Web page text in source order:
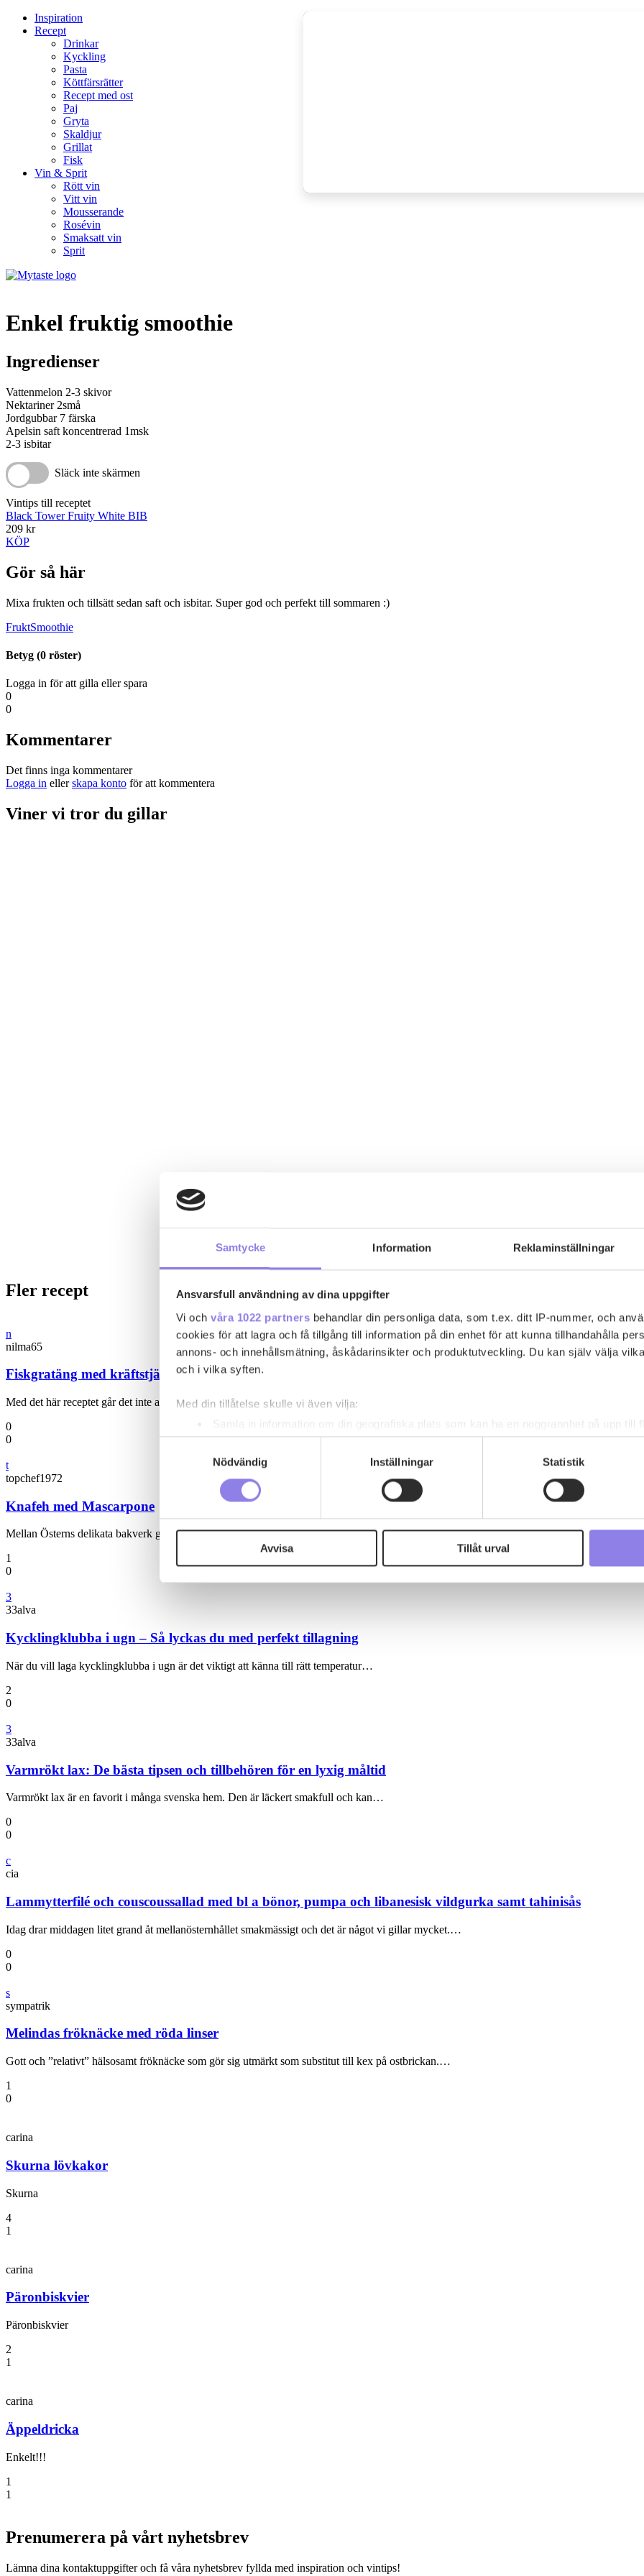
Samtycke Information Reklaminställningar
Ansvarsfull användning av dina uppgifter
Vi och våra 1022 partners behandlar din personliga data, som t.ex. ditt IP-nummer, och
cookies för att lagra och få tillgång till information på din enhet för att kunna tillhandahålla
annons- och innehållsmätning, åskådarinsikter och produktutveckling. Du kan själv välja
och i vilka syften.
Med din tillåtelse skulle vi även vilja:
Samla in information om din geografiska plats som kan ha en noggrannhet på upp till
Identifiera din enhet genom att aktivt skanna den för specifika kännetecken
Ta reda på mer om hur dina personliga uppgifter behandlas och ställ in dina preferenser i
eller dra tillbaka ditt samtycke när som helst från cookie-förklaringen.
eller äldre. Genom att besöka webbplatsen intygar du att du är 25 år eller äldre.
Vi använder enhetsidentifierare för att anpassa innehållet och annonserna till användarna,
sociala medier och analysera vår trafik. Vi vidarebefordrar även sådana identifierare och
Nödvändig
Inställningar Statistik
Avvisa Tillåt urval
Inspiration
Recept
Drinkar
Kyckling
Pasta
Köttfärsrätter
Recept med ost
Paj
Gryta
Skaldjur
Grillat
Fisk
Vin & Sprit
Rött vin
Vitt vin
Mousserande
Rosévin
Smaksatt vin
Sprit
Enkel fruktig smoothie
Ingredienser
Vattenmelon 2-3 skivor
Nektariner 2små
Jordgubbar 7 färska
Apelsin saft koncentrerad 1msk
2-3 isbitar
Släck inte skärmen
Vintips till receptet
Black Tower Fruity White BIB
209 kr
KÖP
Gör så här
Mixa frukten och tillsätt sedan saft och isbitar. Super god och perfekt till sommaren :)
FruktSmoothie
Betyg (0 röster)
Logga in för att gilla eller spara
0
0
Kommentarer
Det finns inga kommentarer
Logga in ellerskapa konto för att kommentera
Viner vi tror du gillar
Fler recept
n
nilma65
Fiskgratäng med kräftstjärtar och tomatsås
Med det här receptet går det inte att misslyckas med fisken.
0
0
t
topchef1972
Knafeh med Mascarpone
Mellan Österns delikata bakverk gjord med marscapone
1
0
3
33alva
Kycklingklubba i ugn – Så lyckas du med perfekt tillagning
När du vill laga kycklingklubba i ugn är det viktigt att känna till rätt temperatur…
2
0
3
33alva
Varmrökt lax: De bästa tipsen och tillbehören för en lyxig måltid
Varmrökt lax är en favorit i många svenska hem. Den är läckert smakfull och kan…
0
0
c
cia
Lammytterfilé och couscoussallad med bl a bönor, pumpa och libanesisk vildgurka samt tahinisås
Idag drar middagen litet grand åt mellanösternhållet smakmässigt och det är något vi gillar mycket.…
0
0
s
sympatrik
Melindas fröknäcke med röda linser
Gott och ”relativt” hälsosamt fröknäcke som gör sig utmärkt som substitut till kex på ostbrickan.…
1
0
carina
Skurna lövkakor
Skurna
4
1
carina
Päronbiskvier
Päronbiskvier
2
1
carina
Äppeldricka
Enkelt!!!
1
1
Prenumerera på vårt nyhetsbrev
Lämna dina kontaktuppgifter och få våra nyhetsbrev fyllda med inspiration och vintips!